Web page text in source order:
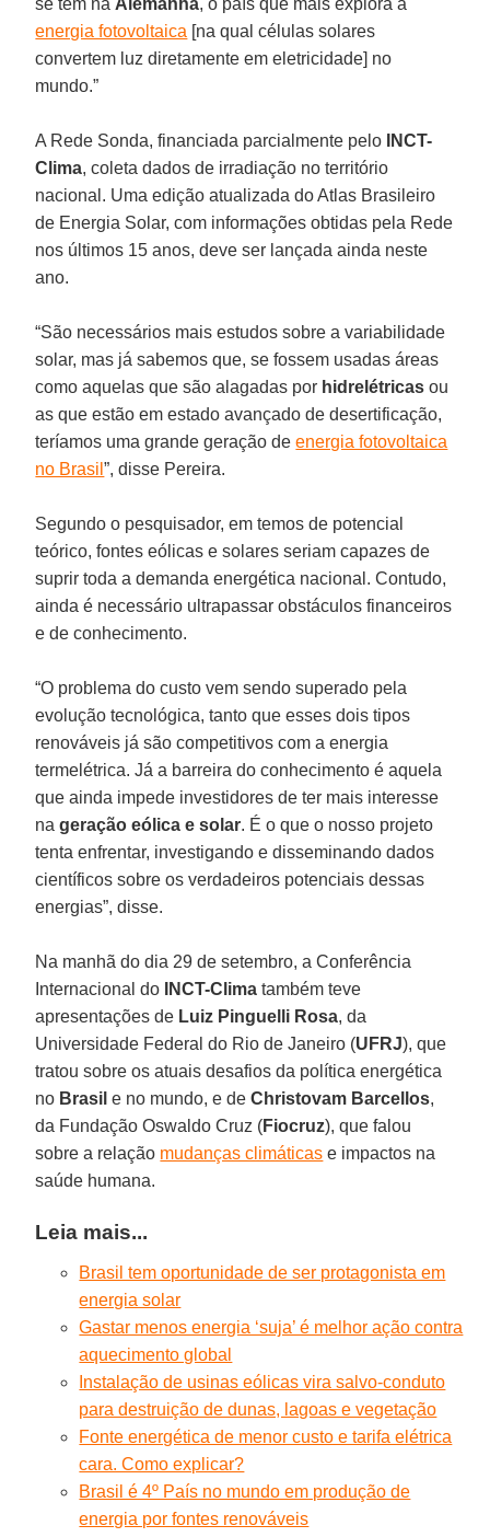
energia fotovoltaica [na qual células solares
convertem luz diretamente em eletricidade] no
mundo.”
A Rede Sonda, financiada parcialmente pelo
INCT-
Clima, coleta dados de irradiação no território
nacional. Uma edição atualizada do Atlas Brasileiro
de Energia Solar, com informações obtidas pela Rede
nos últimos 15 anos, deve ser lançada ainda neste
ano.
“São necessários mais estudos sobre a variabilidade
solar, mas já sabemos que, se fossem usadas áreas
como aquelas que são alagadas por hidrelétricas ou
as que estão em estado avançado de desertificação,
teríamos uma grande geração deenergia fotovoltaica
no Brasil”, disse Pereira.
Segundo o pesquisador, em temos de potencial
teórico, fontes eólicas e solares seriam capazes de
suprir toda a demanda energética nacional. Contudo,
ainda é necessário ultrapassar obstáculos financeiros
e de conhecimento.
“O problema do custo vem sendo superado pela
evolução tecnológica, tanto que esses dois tipos
renováveis já são competitivos com a energia
termelétrica. Já a barreira do conhecimento é aquela
que ainda impede investidores de ter mais interesse
nageração eólica e solar. É o que o nosso projeto
tenta enfrentar, investigando e disseminando dados
científicos sobre os verdadeiros potenciais dessas
energias”, disse.
Na manhã do dia 29 de setembro, a Conferência
Internacional do
INCT-Clima também teve
apresentações de Luiz Pinguelli Rosa, da
Universidade Federal do Rio de Janeiro (UFRJ), que
tratou sobre os atuais desafios da política energética
no Brasil e no mundo, e deChristovam Barcellos,
da Fundação Oswaldo Cruz (Fiocruz), que falou
sobre a relação mudanças climáticas e impactos na
saúde humana.
Leia mais...
Brasil tem oportunidade de ser protagonista em
energia solar
Gastar menos energia ‘suja’ é melhor ação contra
aquecimento global
Instalação de usinas eólicas vira salvo-conduto
para destruição de dunas, lagoas e vegetação
Fonte energética de menor custo e tarifa elétrica
cara. Como explicar?
Brasil é 4º País no mundo em produção de
energia por fontes renováveis